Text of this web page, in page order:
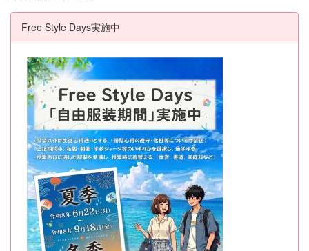
Free Style Days実施中